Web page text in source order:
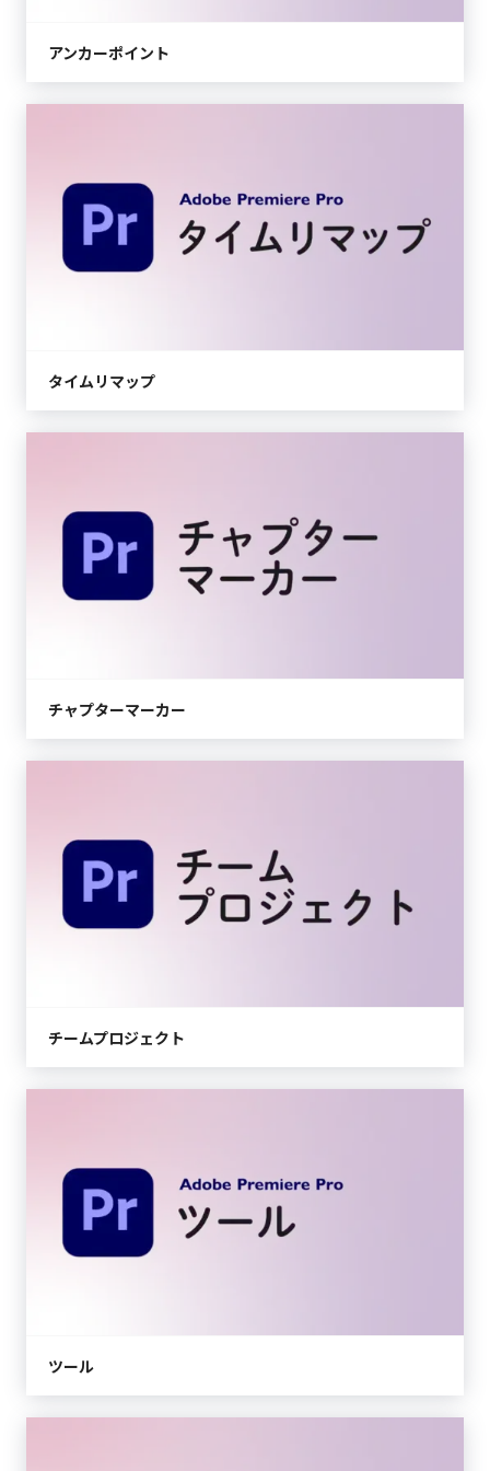
アンカーポイント
タイムリマップ
チャプターマーカー
チームプロジェクト
ツール